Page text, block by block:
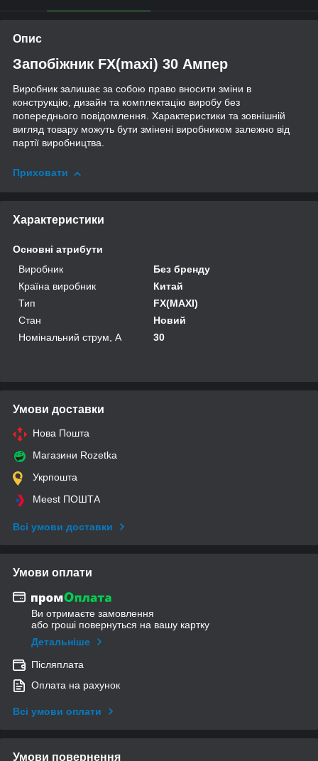
Опис
Запобіжник FX(maxi) 30 Ампер
Виробник залишає за собою право вносити зміни в
конструкцію, дизайн та комплектацію виробу без
попереднього повідомлення. Характеристики та зовнішній
вигляд товару можуть бути змінені виробником залежно від
партії виробництва.
Приховати
Характеристики
Основні атрибути
Виробник
Без бренду
Країна виробник
Китай
Тип
FX(MAXI)
Стан
Новий
Номінальний струм, А
30
Умови доставки
Нова Пошта
Магазини Rozetka
Укрпошта
Meest ПОШТА
Всі умови доставки
Умови оплати
Ви отримаєте замовлення
або гроші повернуться на вашу картку
Детальніше
Післяплата
Оплата на рахунок
Всі умови оплати
Умови повернення